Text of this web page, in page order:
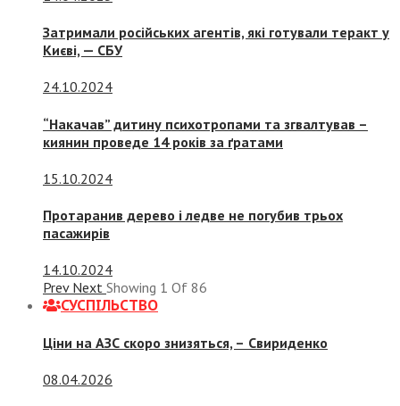
Затримали російських агентів, які готували теракт у
Києві, — СБУ
24.10.2024
“Накачав” дитину психотропами та згвалтував –
киянин проведе 14 років за ґратами
15.10.2024
Протаранив дерево і ледве не погубив трьох
пасажирів
14.10.2024
Prev Next Showing 1 Of 86
СУСПIЛЬСТВО
Ціни на АЗС скоро знизяться, – Свириденко
08.04.2026